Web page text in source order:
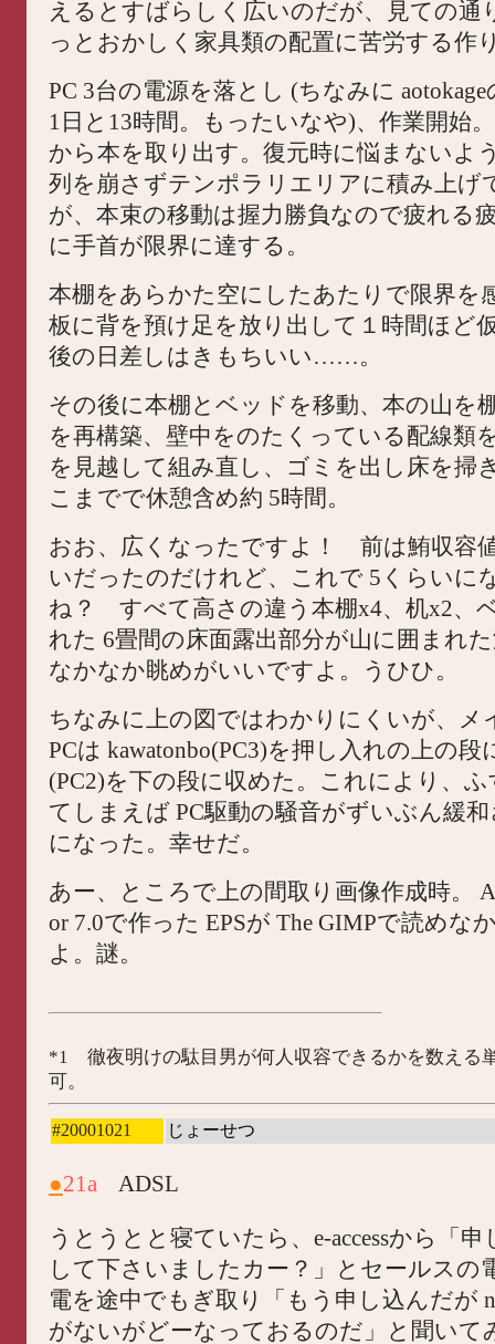
えるとすばらしく広いのだが、見ての通
っとおかしく家具類の配置に苦労する作
PC 3台の電源を落とし (ちなみに aotokage
1日と13時間。もったいなや)、作業開始
から本を取り出す。復元時に悩まないよ
列を崩さずテンポラリエリアに積み上げ
が、本束の移動は握力勝負なので疲れる
に手首が限界に達する。
本棚をあらかた空にしたあたりで限界を
板に背を預け足を放り出して１時間ほど
後の日差しはきもちいい……。
その後に本棚とベッドを移動、本の山を
を再構築、壁中をのたくっている配線類
を見越して組み直し、ゴミを出し床を掃
こまでで休憩含め約 5時間。
おお、広くなったですよ！ 前は鮪収容
いだったのだけれど、これで 5くらいに
ね？ すべて高さの違う本棚x4、机x2、
れた 6畳間の床面露出部分が山に囲まれ
なかなか眺めがいいですよ。うひひ。
ちなみに上の図ではわかりにくいが、メ
PCは kawatonbo(PC3)を押し入れの上の段
(PC2)を下の段に収めた。これにより、
てしまえば PC駆動の騒音がずいぶん緩
になった。幸せだ。
あー、ところで上の間取り画像作成時。
or 7.0で作った EPSが The GIMPで読めな
よ。謎。
*1 徹夜明けの駄目男が何人収容できるかを数える
可。
#20001021 じょーせつ
●21a ADSL
うとうとと寝ていたら、e-accessから「
して下さいましたカー？」とセールスの
電を途中でもぎ取り「もう申し込んだが
がないがどーなっておるのだ」と聞いて